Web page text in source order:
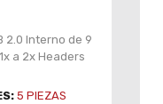
2.0 Interno de 9
a 2x Headers
5 PIEZAS